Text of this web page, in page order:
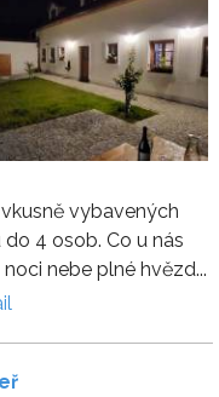
vybavených
4 osob. Co u nás
nebe plné hvězd...